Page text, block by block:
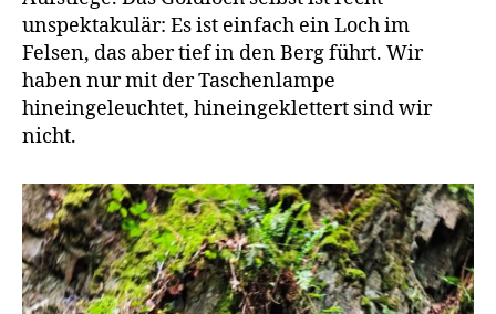
unspektakulär: Es ist einfach ein Loch im
Felsen, das aber tief in den Berg führt. Wir
haben nur mit der Taschenlampe
hineingeleuchtet, hineingeklettert sind wir
nicht.